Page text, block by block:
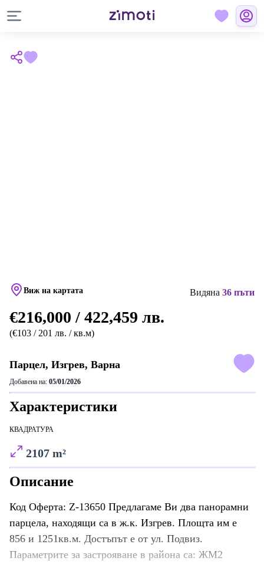
Виж на картата Видяна 36 пъти
€216,000 / 422,459 лв.
(€103 / 201 лв. / кв.м)
Парцел, Изгрев, Варна
Добавена на: 05/01/2026
Характеристики
КВАДРАТУРА
2107 m²
Описание
Код Оферта: Z-13650 Предлагаме Ви два панорамни
парцела, находящи са в ж.к. Изгрев. Площта им е
856 и 1251кв.м. Достъпът е от ул. Подвиз.
Параметрите за застрояване в района са: ЖМ2